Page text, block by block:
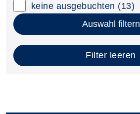
keine ausgebuchten (13)
Auswahl filtern
Filter leeren